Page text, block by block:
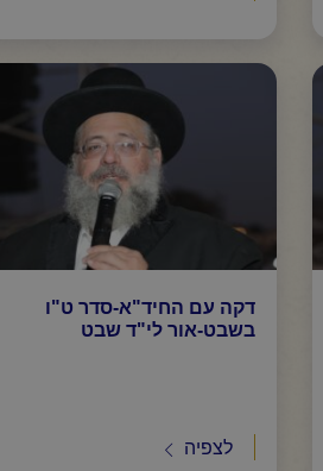
דקה עם החיד"א-סדר ט"ו
בשבט-אור לי"ד שבט
לצפיה